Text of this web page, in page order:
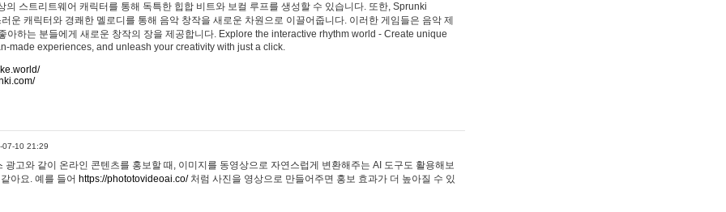
의 스트리트웨어 캐릭터를 통해 독특한 힙합 비트와 보컬 루프를 생성할 수 있습니다. 또한, Sprunki
운 캐릭터와 경쾌한 멜로디를 통해 음악 창작을 새로운 차원으로 이끌어줍니다. 이러한 게임들은 음악 제
아하는 분들에게 새로운 창작의 장을 제공합니다. Explore the interactive rhythm world - Create unique
made experiences, and unleash your creativity with just a click.
07-10 21:29
광고와 같이 온라인 콘텐츠를 홍보할 때, 이미지를 동영상으로 자연스럽게 변환해주는 AI 도구도 활용해보
아요. 예를 들어 https://phototovideoai.co/처럼 사진을 영상으로 만들어주면 홍보 효과가 더 높아질 수 있